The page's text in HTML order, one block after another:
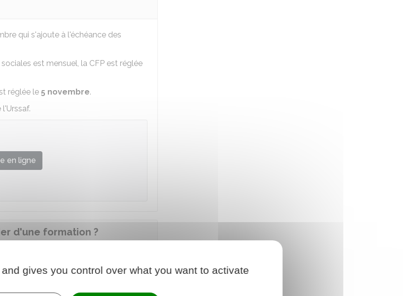
qui s'ajoute à l'échéance des
est mensuel, la CFP est réglée
réglée le 5 novembre.
en ligne
d'une formation ?
à la formation
charge par les organismes de
gives you control over what you want to activate